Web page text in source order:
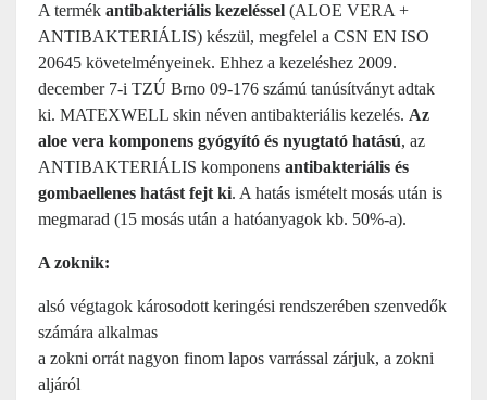
A termék antibakteriális kezeléssel (ALOE VERA +
ANTIBAKTERIÁLIS) készül, megfelel a CSN EN ISO
20645 követelményeinek. Ehhez a kezeléshez 2009.
december 7-i TZÚ Brno 09-176 számú tanúsítványt adtak
ki. MATEXWELL skin néven antibakteriális kezelés. Az
aloe vera komponens gyógyító és nyugtató hatású, az
ANTIBAKTERIÁLIS komponens antibakteriális és
gombaellenes hatást fejt ki. A hatás ismételt mosás után is
megmarad (15 mosás után a hatóanyagok kb. 50%-a).
A zoknik:
alsó végtagok károsodott keringési rendszerében szenvedők
számára alkalmas
a zokni orrát nagyon finom lapos varrással zárjuk, a zokni
aljáról